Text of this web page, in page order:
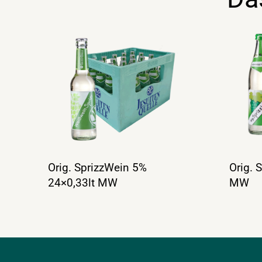
Orig. SprizzWein 5%
24×0,33lt MW
Orig.
MW